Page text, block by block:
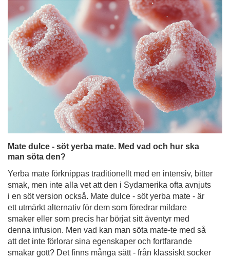
Mate dulce - söt yerba mate. Med vad och hur ska
man söta den?
Yerba mate förknippas traditionellt med en intensiv, bitter
smak, men inte alla vet att den i Sydamerika ofta avnjuts
i en söt version också. Mate dulce - söt yerba mate - är
ett utmärkt alternativ för dem som föredrar mildare
smaker eller som precis har börjat sitt äventyr med
denna infusion. Men vad kan man söta mate-te med så
att det inte förlorar sina egenskaper och fortfarande
smakar gott? Det finns många sätt - från klassiskt socker